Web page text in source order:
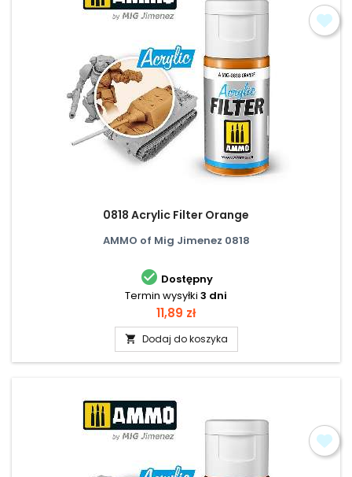
0818 Acrylic Filter Orange
AMMO of Mig Jimenez 0818
 Dostępny
Termin wysyłki 3 dni
Cena
11,89 zł
 Dodaj do koszyka